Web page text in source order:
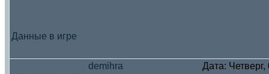
Данные в игре
demihra Дата: